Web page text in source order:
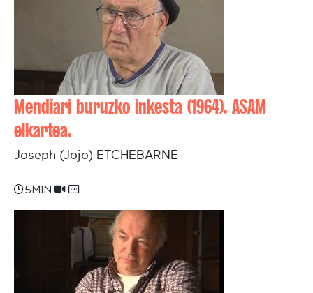
Mendiari buruzko inkesta (1964). ASAM
elkartea.
Joseph (Jojo) ETCHEBARNE
5 min